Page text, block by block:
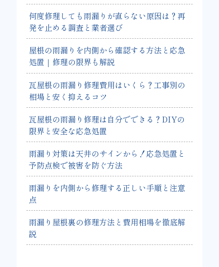
何度修理しても雨漏りが直らない原因は？再
発を止める調査と業者選び
屋根の雨漏りを内側から確認する方法と応急
処置｜修理の限界も解説
瓦屋根の雨漏り修理費用はいくら？工事別の
相場と安く抑えるコツ
瓦屋根の雨漏り修理は自分でできる？DIYの
限界と安全な応急処置
雨漏り対策は天井のサインから！応急処置と
予防点検で被害を防ぐ方法
雨漏りを内側から修理する正しい手順と注意
点
雨漏り屋根裏の修理方法と費用相場を徹底解
説